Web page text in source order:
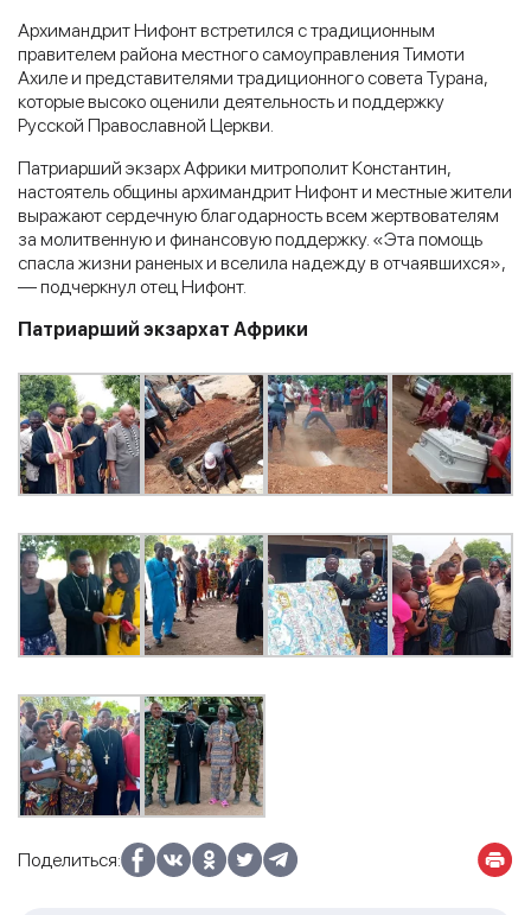
Архимандрит Нифонт встретился с традиционным
правителем района местного самоуправления Тимоти
Ахиле и представителями традиционного совета Турана,
которые высоко оценили деятельность и поддержку
Русской Православной Церкви.
Патриарший экзарх Африки митрополит Константин,
настоятель общины архимандрит Нифонт и местные жители
выражают сердечную благодарность всем жертвователям
за молитвенную и финансовую поддержку. «Эта помощь
спасла жизни раненых и вселила надежду в отчаявшихся»,
— подчеркнул отец Нифонт.
Патриарший экзархат Африки
Поделиться: